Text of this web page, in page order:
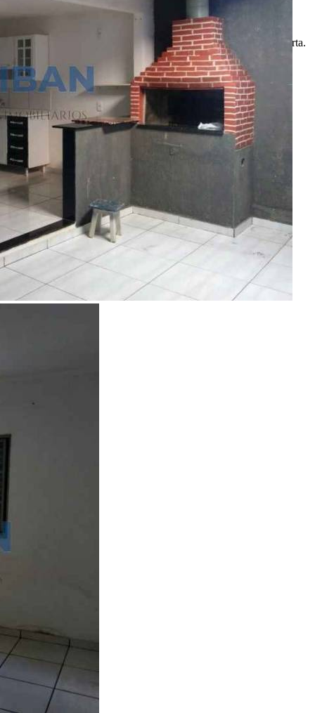
envolvimento na negociação dos imóveis. SEMPRE consulte a
imobiliária ou proprietário para confirmar as informações
anunciadas. Algumas imagens podem ser meramente ilustrativas.
Itens de decoração e outros objetos podem não fazer parte da oferta.
2011-2026 Portal Casa Bauru - CNPJ responsável:
32.709.269/0001-38 - Todos os direitos reservados.
Desenvolvido comporW3 CORP